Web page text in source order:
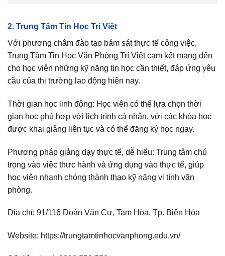
2. Trung Tâm Tin Học Trí Việt
Với phương châm đào tạo bám sát thực tế công việc,
Trung Tâm Tin Học Văn Phòng Trí Việt cam kết mang đến
cho học viên những kỹ năng tin học cần thiết, đáp ứng yêu
cầu của thị trường lao động hiện nay.
Thời gian học linh động: Học viên có thể lựa chọn thời
gian học phù hợp với lịch trình cá nhân, với các khóa học
được khai giảng liên tục và có thể đăng ký học ngay.
Phương pháp giảng dạy thực tế, dễ hiểu: Trung tâm chú
trọng vào việc thực hành và ứng dụng vào thực tế, giúp
học viên nhanh chóng thành thạo kỹ năng vi tính văn
phòng.
Địa chỉ: 91/116 Đoàn Văn Cự, Tam Hòa, Tp. Biên Hòa
Website: https://trungtamtinhocvanphong.edu.vn/